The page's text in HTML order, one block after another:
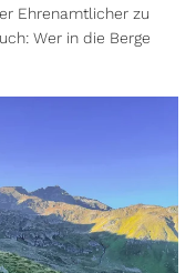
Ehrenamtlicher zu
Wer in die Berge